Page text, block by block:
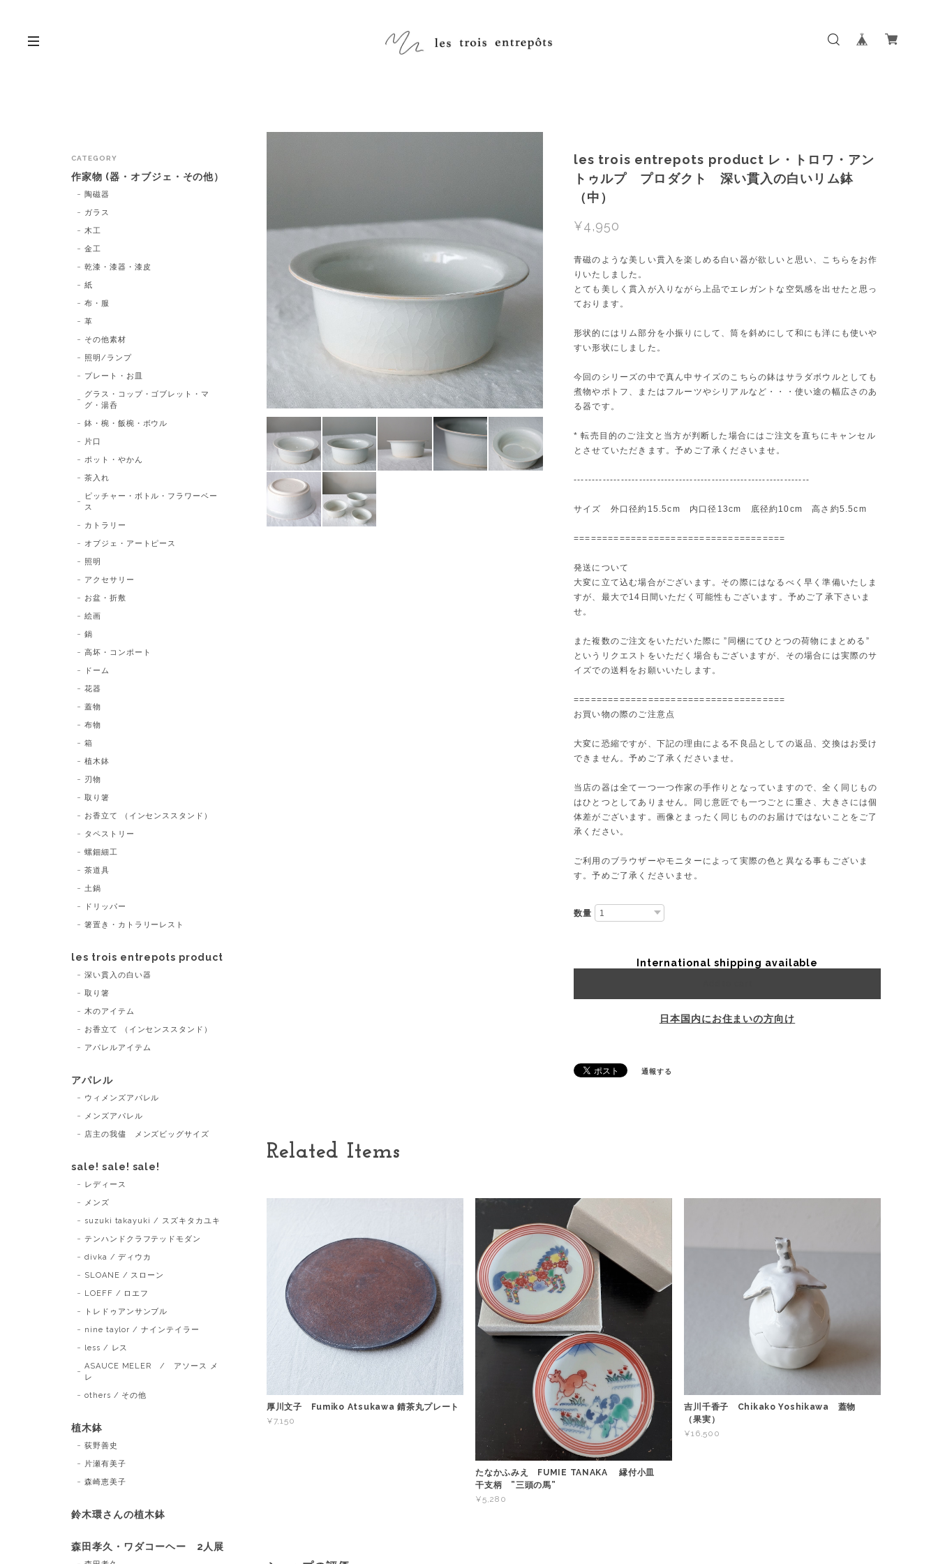
les trois entrepots product レ・トロワ・アン
トゥルプ プロダクト 深い貫入の白いリム鉢
（中）
¥4,950
青磁のような美しい貫入を楽しめる白い器が欲しいと思い、こちらをお作
りいたしました。
とても美しく貫入が入りながら上品でエレガントな空気感を出せたと思っ
ております。
形状的にはリム部分を小振りにして、筒を斜めにして和にも洋にも使いや
すい形状にしました。
今回のシリーズの中で真ん中サイズのこちらの鉢はサラダボウルとしても
煮物やポトフ、またはフルーツやシリアルなど・・・使い途の幅広さのあ
る器です。
* 転売目的のご注文と当方が判断した場合にはご注文を直ちにキャンセル
とさせていただきます。予めご了承くださいませ。
-----------------------------------------------------------------
サイズ 外口径約15.5cm 内口径13cm 底径約10cm 高さ約5.5cm
=====================================
発送について
大変に立て込む場合がございます。その際にはなるべく早く準備いたしま
すが、最大で14日間いただく可能性もございます。予めご了承下さいま
せ。
また複数のご注文をいただいた際に ”同梱にてひとつの荷物にまとめる”
というリクエストをいただく場合もございますが、その場合には実際のサ
イズでの送料をお願いいたします。
=====================================
お買い物の際のご注意点
大変に恐縮ですが、下記の理由による不良品としての返品、交換はお受け
できません。予めご了承くださいませ。
当店の器は全て一つ一つ作家の手作りとなっていますので、全く同じもの
はひとつとしてありません。同じ意匠でも一つごとに重さ、大きさには個
体差がございます。画像とまったく同じもののお届けではないことをご了
承ください。
ご利用のブラウザーやモニターによって実際の色と異なる事もございま
す。予めご了承くださいませ。
数量
International shipping available
日本国内にお住まいの方向け
通報する
Related Items
厚川文子 Fumiko Atsukawa 錆茶丸プレート
¥7,150
たなかふみえ FUMIE TANAKA 縁付小皿
干支柄 ”三頭の馬”
¥5,280
吉川千香子 Chikako Yoshikawa 蓋物
（果実）
¥16,500
CATEGORY
作家物 (器・オブジェ・その他）
陶磁器
ガラス
木工
金工
乾漆・漆器・漆皮
紙
布・服
革
その他素材
照明/ランプ
プレート・お皿
グラス・コップ・ゴブレット・マ
グ・湯呑
鉢・椀・飯椀・ボウル
片口
ポット・やかん
茶入れ
ピッチャー・ボトル・フラワーベー
ス
カトラリー
オブジェ・アートピース
照明
アクセサリー
お盆・折敷
絵画
鍋
高坏・コンポート
ドーム
花器
蓋物
布物
箱
植木鉢
刃物
取り箸
お香立て （インセンススタンド）
タペストリー
螺鈿細工
茶道具
土鍋
ドリッパー
箸置き・カトラリーレスト
les trois entrepots product
深い貫入の白い器
取り箸
木のアイテム
お香立て （インセンススタンド）
アパレルアイテム
アパレル
ウィメンズアパレル
メンズアパレル
店主の我儘 メンズビッグサイズ
sale! sale! sale!
レディース
メンズ
suzuki takayuki / スズキタカユキ
テンハンドクラフテッドモダン
divka / ディウカ
SLOANE / スローン
LOEFF / ロエフ
トレドゥアンサンブル
nine taylor / ナインテイラー
less / レス
ASAUCE MELER / アソース メ
レ
others / その他
植木鉢
荻野善史
片瀬有美子
森崎恵美子
鈴木環さんの植木鉢
森田孝久・ワダコーヘー 2人展